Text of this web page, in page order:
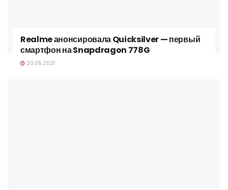
Realme анонсировала Quicksilver — первый
смартфон на Snapdragon 778G
20.05.2021